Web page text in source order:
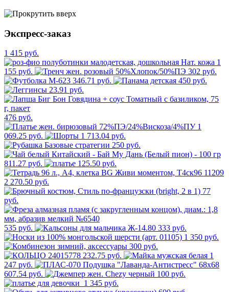
Экспресс-заказ
1 415 руб.
1
155 руб.
302 руб.
346.71 руб.
450 руб.
23.91 руб.
476 руб.
1
069.25 руб.
1 713.04 руб.
250 руб.
811.27 руб. 125.50 руб.
2 270.50 руб.
77
руб.
535 руб.
333 руб.
1 350 руб.
300 руб.
232.75 руб.
1
247 руб.
607.54 руб.
100 руб.
1 345 руб.